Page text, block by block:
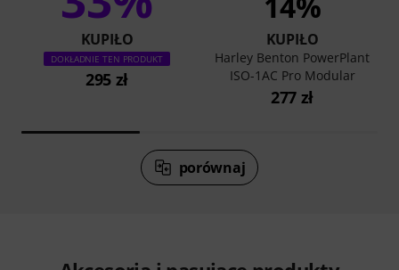
KUPIŁO
DOKŁADNIE TEN PRODUKT
295 zł
KUPIŁO
Harley Benton PowerPlant
ISO-1AC Pro Modular
277 zł
porównaj